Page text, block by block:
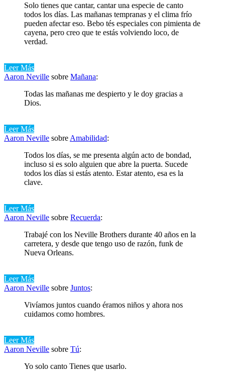
Solo tienes que cantar, cantar una especie de canto
todos los días. Las mañanas tempranas y el clima frío
pueden afectar eso. Bebo tés especiales con pimienta de
cayena, pero creo que te estás volviendo loco, de
verdad.
Leer Más
Aaron Neville sobre Mañana:
Todas las mañanas me despierto y le doy gracias a
Dios.
Leer Más
Aaron Neville sobre Amabilidad:
Todos los días, se me presenta algún acto de bondad,
incluso si es solo alguien que abre la puerta. Sucede
todos los días si estás atento. Estar atento, esa es la
clave.
Leer Más
Aaron Neville sobre Recuerda:
Trabajé con los Neville Brothers durante 40 años en la
carretera, y desde que tengo uso de razón, funk de
Nueva Orleans.
Leer Más
Aaron Neville sobre Juntos:
Vivíamos juntos cuando éramos niños y ahora nos
cuidamos como hombres.
Leer Más
Aaron Neville sobre Tú:
Yo solo canto Tienes que usarlo.